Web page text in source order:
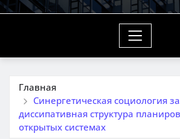
Главная
Синергетическая социология
диссипативная структура
открытых системах